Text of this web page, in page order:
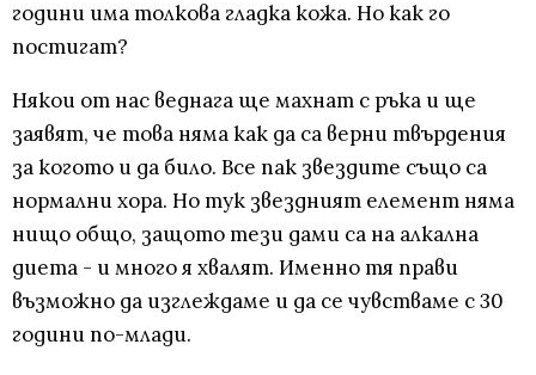
години има толкова гладка кожа. Но как го
постигат?
Някои от нас веднага ще махнат с ръка и ще
заявят, че това няма как да са верни твърдения
за когото и да било. Все пак звездите също са
нормални хора. Но тук звездният елемент няма
нищо общо, защото тези дами са на алкална
диета - и много я хвалят. Именно тя прави
възможно да изглеждаме и да се чувстваме с 30
години по-млади.